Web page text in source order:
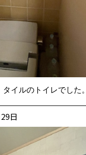
タイルのトイレでした。
日